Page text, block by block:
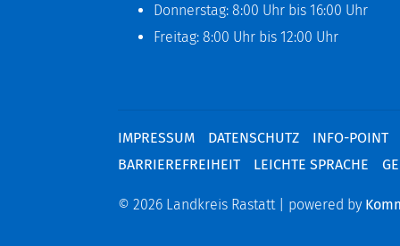
Donnerstag: 8:00 Uhr bis 16:00 Uhr
Freitag: 8:00 Uhr bis 12:00 Uhr
IMPRESSUM DATENSCHUTZ
INFO-POINT
BARRIEREFREIHEIT
LEICHTE SPRACHE
© 2026 Landkreis Rastatt | powered by